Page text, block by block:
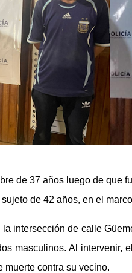
de 37 años luego de que
de 42 años, en el
intersección de calle
masculinos. Al intervenir,
muerte contra su vecino.